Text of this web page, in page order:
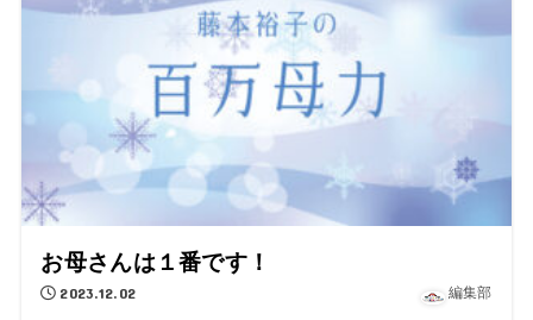
お母さんは１番です！
2023.12.02 編集部